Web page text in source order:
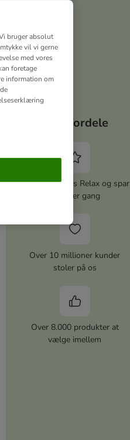
Dine fordele
Aktiver zooplus Relax og spar
5% hver gang
Over 10 millioner kunder
stoler på os
Over 8.000 produkter at
vælge imellem
bruger absolut
vil vi gerne
med vores
foretage
information om